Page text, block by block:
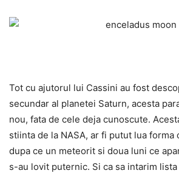
Tot cu ajutorul lui Cassini au fost
secundar al planetei Saturn, acesta
nou, fata de cele deja cunoscute.
stiinta de la NASA, ar fi putut lua forma
dupa ce un meteorit si doua luni ce
s-au lovit puternic. Si ca sa intarim